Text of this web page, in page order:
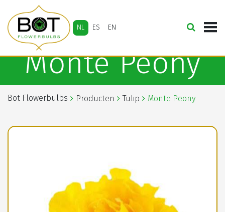
NL ES EN
Monte Peony
Bot Flowerbulbs Producten Tulip Monte Peony